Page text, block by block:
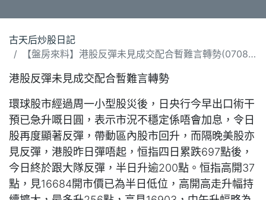
古天后炒股日記
【盤房來料】港股反彈未見成交配合暫難言轉勢(070824)
港股反彈未見成交配合暫難言轉勢
環球股市經過周一小型股災後，日央行今早出口術干
預已急升嘅日圓，表示市況不穩定係唔會加息，令日
股再度顯著反彈，帶動區內股市回升，而隔晚美股亦
見反彈，港股昨日彈唔起，恒指四日累跌697點後，
今日終於跟大隊反彈，半日升逾200點。恒指高開37
點，見16684開市價已為半日低位，高開高走升幅持